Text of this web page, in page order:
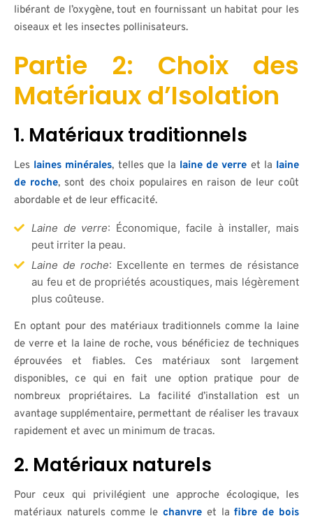
libérant de l’oxygène, tout en fournissant un habitat pour les
oiseaux et les insectes pollinisateurs.
Partie 2: Choix des
Matériaux d’Isolation
1. Matériaux traditionnels
Les laines minérales, telles que la laine de verre et la laine
de roche, sont des choix populaires en raison de leur coût
abordable et de leur efficacité.
Laine de verre: Économique, facile à installer, mais
peut irriter la peau.
Laine de roche: Excellente en termes de résistance
au feu et de propriétés acoustiques, mais légèrement
plus coûteuse.
En optant pour des matériaux traditionnels comme la laine
de verre et la laine de roche, vous bénéficiez de techniques
éprouvées et fiables. Ces matériaux sont largement
disponibles, ce qui en fait une option pratique pour de
nombreux propriétaires. La facilité d’installation est un
avantage supplémentaire, permettant de réaliser les travaux
rapidement et avec un minimum de tracas.
2. Matériaux naturels
Pour ceux qui privilégient une approche écologique, les
matériaux naturels comme lechanvre et lafibre de bois